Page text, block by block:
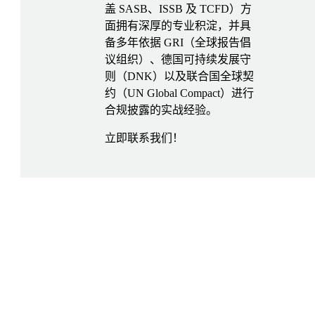
盖 SASB、ISSB 及 TCFD）方
面拥有深厚的专业积淀，并具
备多年依据 GRI（全球报告倡
议组织）、德国可持续发展守
则（DNK）以及联合国全球契
约（UN Global Compact）进行
合规披露的实战经验。
立即联系我们！